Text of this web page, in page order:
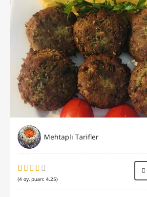
Mehtaplı Tarifler
(4 oy, puan: 4.25)